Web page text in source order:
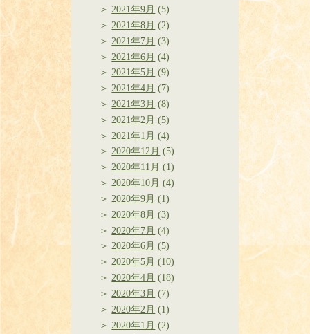
2021年9月 (5)
2021年8月 (2)
2021年7月 (3)
2021年6月 (4)
2021年5月 (9)
2021年4月 (7)
2021年3月 (8)
2021年2月 (5)
2021年1月 (4)
2020年12月 (5)
2020年11月 (1)
2020年10月 (4)
2020年9月 (1)
2020年8月 (3)
2020年7月 (4)
2020年6月 (5)
2020年5月 (10)
2020年4月 (18)
2020年3月 (7)
2020年2月 (1)
2020年1月 (2)